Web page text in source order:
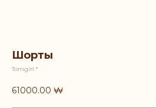
Шорты
Tomgirl *
61000.00 ₩